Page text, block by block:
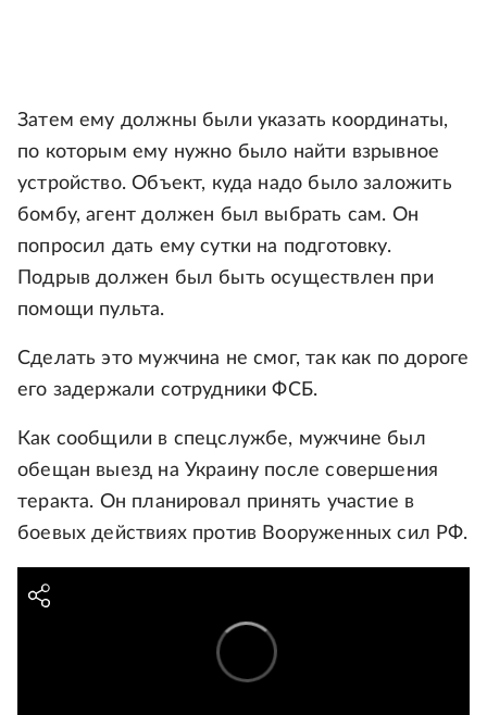
Затем ему должны были указать координаты,
по которым ему нужно было найти взрывное
устройство. Объект, куда надо было заложить
бомбу, агент должен был выбрать сам. Он
попросил дать ему сутки на подготовку.
Подрыв должен был быть осуществлен при
помощи пульта.
Сделать это мужчина не смог, так как по дороге
его задержали сотрудники ФСБ.
Как сообщили в спецслужбе, мужчине был
обещан выезд на Украину после совершения
теракта. Он планировал принять участие в
боевых действиях против Вооруженных сил РФ.